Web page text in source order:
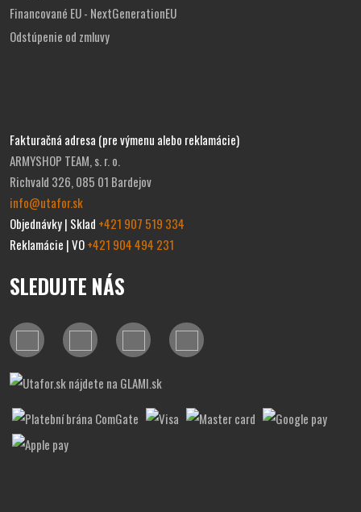
Financované EU - NextGenerationEU
Odstúpenie od zmluvy
Fakturačná adresa (pre výmenu alebo reklamácie)
ARMYSHOP TEAM, s. r. o.
Richvald 326, 085 01 Bardejov
info@utafor.sk
Objednávky | Sklad +421 907 519 334
Reklamácie | VO+421 904 494 231
SLEDUJTE NÁS